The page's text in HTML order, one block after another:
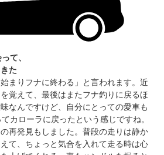
て、
た
まりフナに終わる」と言われます。近
覚えて、最後はまたフナ釣りに戻るほ
なんですけど、自分にとっての愛車も
カローラに戻ったという感じですね。
再発見もしました。普段の走りは静か
て、ちょっと気合を入れて走る時は心